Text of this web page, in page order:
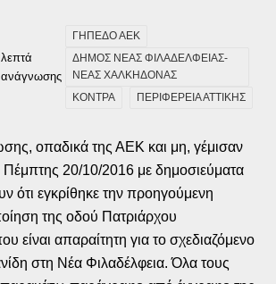
λεπτά
ανάγνωσης
ΓΗΠΕΔΟ ΑΕΚ
ΔΗΜΟΣ ΝΕΑΣ ΦΙΛΑΔΕΛΦΕΙΑΣ-
ΝΕΑΣ ΧΑΛΚΗΔΟΝΑΣ
ΚΟΝΤΡΑ
ΠΕΡΙΦΕΡΕΙΑ ΑΤΤΙΚΗΣ
οπαδικά της ΑΕΚ και μη, γέμισαν
Πέμπτης 20/10/2016 με δημοσιεύματα
ότι εγκρίθηκε την προηγούμενη
της οδού Πατριάρχου
είναι απαραίτητη για το σχεδιαζόμενο
στη Νέα Φιλαδέλφεια. Όλα τους